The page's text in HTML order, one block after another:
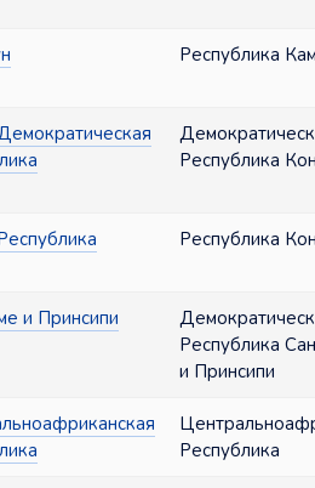
Республика
Республика
Республика
и Принсипи
Республика
и Принсипи
Республика